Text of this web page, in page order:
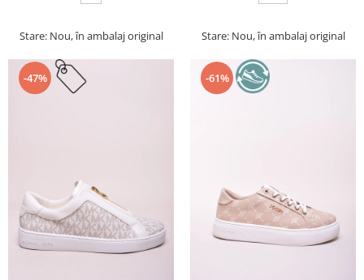
Stare: Nou, în ambalaj original Stare: Nou, în ambalaj original
-47% -61%